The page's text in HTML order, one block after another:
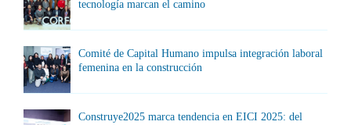
tecnología marcan el camino
Comité de Capital Humano impulsa integración laboral
femenina en la construcción
Construye2025 marca tendencia en EICI 2025: del